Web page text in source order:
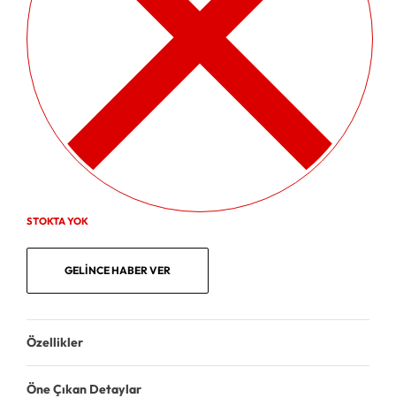
STOKTA YOK
GELINCE HABER VER
Özellikler
Öne Çıkan Detaylar